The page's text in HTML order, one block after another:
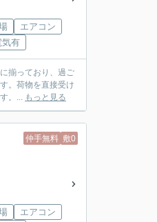
エアコン
気有
揃っており、過ご
。荷物を直接受け
。... もっと見る
仲手無料 敷0
エアコン